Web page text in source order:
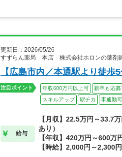
更新日：2026/05/26
すずらん薬局 本店 株式会社ホロンの薬剤
【広島市内／本通駅より徒
注目ポイント 年収600万円以上可 新卒も応
スキルアップ
駅チカ 車通勤可
給与
【月収】22.5万円～33.7
あり）
【年収】420万円～600万
【時給】2,000円～2,300円